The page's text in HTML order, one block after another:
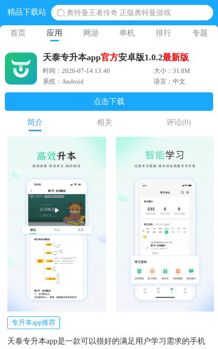
精品下载站
奥特曼王者传奇 正版奥特曼游戏
地铁跑酷体验服国际服 地铁跑酷体验服版本
黎明觉醒生机腾讯正版 黎明觉醒生机国际服
蛋仔派对下载 蛋仔派对体验服
首页 应用 网游 单机 排行 专题
天泰专升本app官方安卓版1.0.2最新版
时间：2026-07-14 13:40
大小：31.8M
系统：Android
语言：中文
点击下载
简介 相关 评论(0)
专升本app推荐
天泰专升本app是一款可以很好的满足用户学习需求的手机